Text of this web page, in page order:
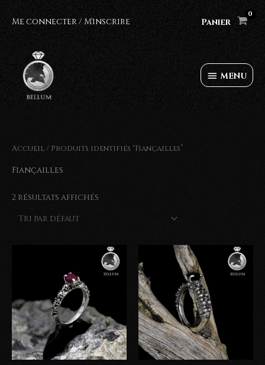
Me connecter / M'inscrire Panier
MENU
MENU
Accueil/ Produits identifiés “Fiançailles”
Fiançailles
2 résultats affichés